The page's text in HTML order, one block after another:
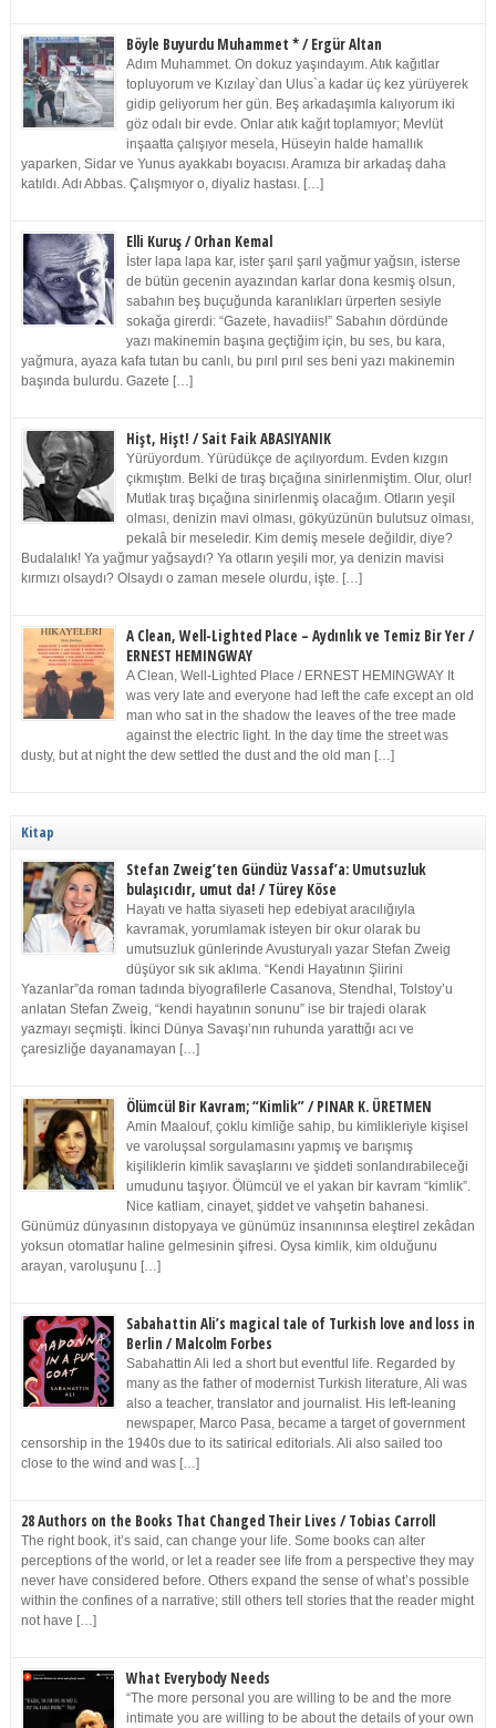
Böyle Buyurdu Muhammet * / Ergür Altan
Adım Muhammet. On dokuz yaşındayım. Atık kağıtlar
topluyorum ve Kızılay`dan Ulus`a kadar üç kez yürüyerek
gidip geliyorum her gün. Beş arkadaşımla kalıyorum iki
göz odalı bir evde. Onlar atık kağıt toplamıyor; Mevlüt
inşaatta çalışıyor mesela, Hüseyin halde hamallık
yaparken, Sidar ve Yunus ayakkabı boyacısı. Aramıza bir arkadaş daha
katıldı. Adı Abbas. Çalışmıyor o, diyaliz hastası. […]
Elli Kuruş / Orhan Kemal
İster lapa lapa kar, ister şarıl şarıl yağmur yağsın, isterse
de bütün gecenin ayazından karlar dona kesmiş olsun,
sabahın beş buçuğunda karanlıkları ürperten sesiyle
sokağa girerdi: “Gazete, havadiis!” Sabahın dördünde
yazı makinemin başına geçtiğim için, bu ses, bu kara,
yağmura, ayaza kafa tutan bu canlı, bu pırıl pırıl ses beni yazı makinemin
başında bulurdu. Gazete […]
Hişt, Hişt! / Sait Faik ABASIYANIK
Yürüyordum. Yürüdükçe de açılıyordum. Evden kızgın
çıkmıştım. Belki de tıraş bıçağına sinirlenmiştim. Olur, olur!
Mutlak tıraş bıçağına sinirlenmiş olacağım. Otların yeşil
olması, denizin mavi olması, gökyüzünün bulutsuz olması,
pekalâ bir meseledir. Kim demiş mesele değildir, diye?
Budalalık! Ya yağmur yağsaydı? Ya otların yeşili mor, ya denizin mavisi
kırmızı olsaydı? Olsaydı o zaman mesele olurdu, işte. […]
A Clean, Well-Lighted Place – Aydınlık ve Temiz Bir Yer /
ERNEST HEMINGWAY
A Clean, Well-Lighted Place / ERNEST HEMINGWAY It
was very late and everyone had left the cafe except an old
man who sat in the shadow the leaves of the tree made
against the electric light. In the day time the street was
dusty, but at night the dew settled the dust and the old man […]
Kitap
Stefan Zweig’ten Gündüz Vassaf’a: Umutsuzluk
bulaşıcıdır, umut da! / Türey Köse
Hayatı ve hatta siyaseti hep edebiyat aracılığıyla
kavramak, yorumlamak isteyen bir okur olarak bu
umutsuzluk günlerinde Avusturyalı yazar Stefan Zweig
düşüyor sık sık aklıma. “Kendi Hayatının Şiirini
Yazanlar”da roman tadında biyografilerle Casanova, Stendhal, Tolstoy’u
anlatan Stefan Zweig, “kendi hayatının sonunu” ise bir trajedi olarak
yazmayı seçmişti. İkinci Dünya Savaşı’nın ruhunda yarattığı acı ve
çaresizliğe dayanamayan […]
Ölümcül Bir Kavram; “Kimlik” / PINAR K. ÜRETMEN
Amin Maalouf, çoklu kimliğe sahip, bu kimlikleriyle kişisel
ve varoluşsal sorgulamasını yapmış ve barışmış
kişiliklerin kimlik savaşlarını ve şiddeti sonlandırabileceği
umudunu taşıyor. Ölümcül ve el yakan bir kavram “kimlik”.
Nice katliam, cinayet, şiddet ve vahşetin bahanesi.
Günümüz dünyasının distopyaya ve günümüz insanınınsa eleştirel zekâdan
yoksun otomatlar haline gelmesinin şifresi. Oysa kimlik, kim olduğunu
arayan, varoluşunu […]
Sabahattin Ali’s magical tale of Turkish love and loss in
Berlin / Malcolm Forbes
Sabahattin Ali led a short but eventful life. Regarded by
many as the father of modernist Turkish literature, Ali was
also a teacher, translator and journalist. His left-leaning
newspaper, Marco Pasa, became a target of government
censorship in the 1940s due to its satirical editorials. Ali also sailed too
close to the wind and was […]
28 Authors on the Books That Changed Their Lives / Tobias Carroll
The right book, it’s said, can change your life. Some books can alter
perceptions of the world, or let a reader see life from a perspective they may
never have considered before. Others expand the sense of what’s possible
within the confines of a narrative; still others tell stories that the reader might
not have […]
What Everybody Needs
“The more personal you are willing to be and the more
intimate you are willing to be about the details of your own